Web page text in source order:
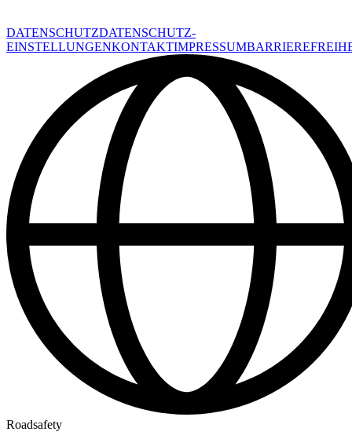
DATENSCHUTZDATENSCHUTZ-
EINSTELLUNGENKONTAKTIMPRESSUM
Roadsafety